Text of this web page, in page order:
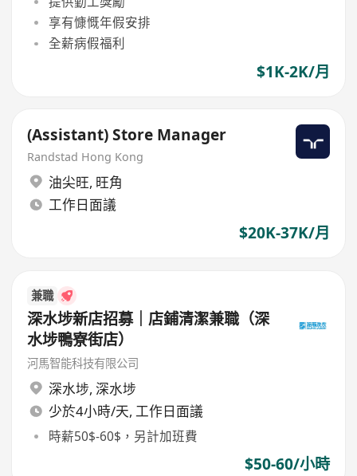
享有慷慨年假安排
全薪病假福利
$1K-2K/月
(Assistant) Store Manager
Randstad Hong Kong
油尖旺, 旺角
工作日面議
$20K-37K/月
兼職
深水埗新店招募｜店鋪清潔兼職（深
水埗鴨寮街店）
河馬智能科技有限公司
深水埗, 深水埗
少於4小時/天, 工作日面議
時薪50$-60$，另計加班費
$50-60/小時